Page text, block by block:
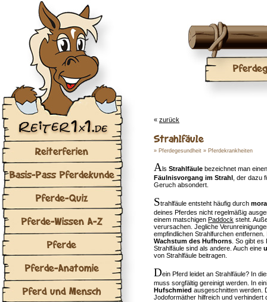
Reiterferien
Basis-Pass Pferdekunde
Pferde-Quiz
Pferde-Wissen A-Z
Pferde
Pferde-Anatomie
Pferd und Mensch
« zurück
Strahlfäule
» Pferdegesundheit » Pferdekrankheiten
Als Strahlfäule bezeichnet man
Fäulnisvorgang im Strahl , der dazu
Geruch absondert.
Strahlfäule entsteht häufig durch
deines Pferdes nicht regelmäßig
einem matschigen Paddock steht.
verursachen. Jegliche
empfindlichen Strahlfurchen
Wachstum des Hufhorns . So gibt
Strahlfäule sind als andere. Auch eine
von Strahlfäule beitragen.
Dein Pferd leidet an Strahlfäule? In
muss sorgfältig gereinigt werden. In
Hufschmied ausgeschnitten werden.
Jodoformäther hilfreich und verhindert